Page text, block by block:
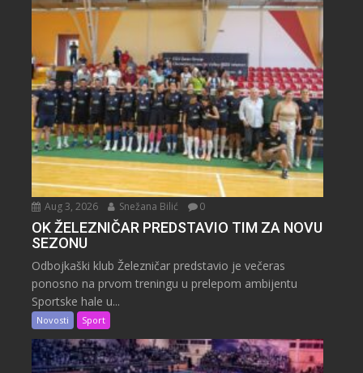
Aug 3, 2026 Snežana Bilić 0
OK ŽELEZNIČAR PREDSTAVIO TIM ZA NOVU
SEZONU
Odbojkaški klub Železničar predstavio je večeras
ponosno na prvom treningu u prelepom ambijentu
Sportske hale u...
Novosti Sport